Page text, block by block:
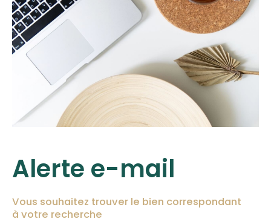
Alerte e-mail
Vous souhaitez trouver le bien correspondant
à votre recherche